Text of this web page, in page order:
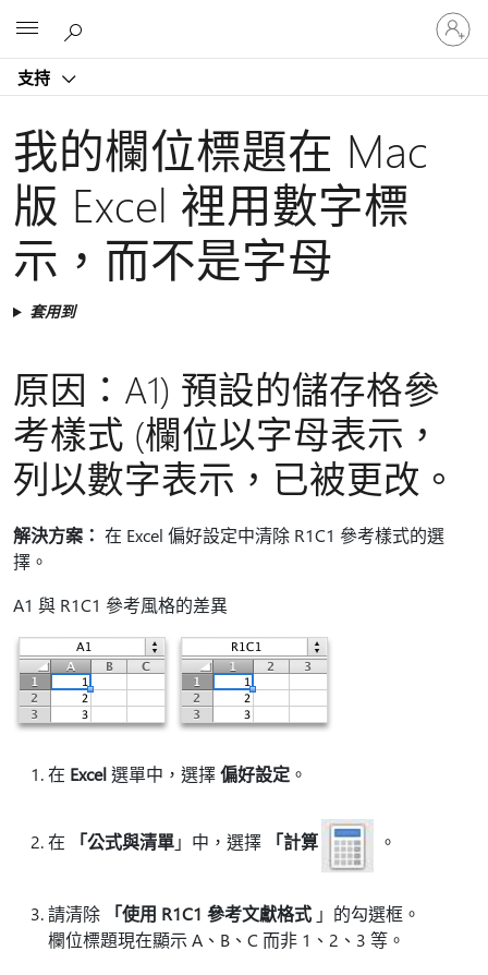
支持
登
入
您
我的欄位標題在 Mac
版 Excel 裡用數字標
示，而不是字母
套用到
原因：A1) 預設的儲存格參
考樣式 (欄位以字母表示，
列以數字表示，已被更改。
解決方案： 在 Excel 偏好設定中清除 R1C1 參考樣式的選
擇。
A1 與 R1C1 參考風格的差異
在 Excel選單中，選擇偏好設定 。
在 「公式與清單」中，選擇 「計算 。
請清除 「使用 R1C1 參考文獻格式 」的勾選框。
欄位標題現在顯示 A、B、C 而非 1、2、3 等。